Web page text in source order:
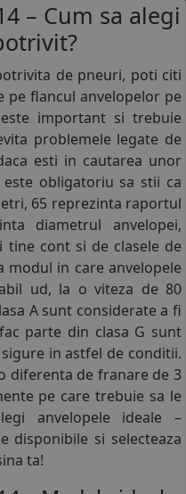
– Cum sa alegi
de pneuri, poti citi
pe flancul anvelopelor pe
important si trebuie
problemele legate de
esti in cautarea unor
obligatoriu sa stii ca
65 reprezinta raportul
diametrul anvelopei,
cont si de clasele de
modul in care anvelopele
ud, la o viteza de 80
A sunt considerate a fi
parte din clasa G sunt
in astfel de conditii.
diferenta de franare de 3
pe care trebuie sa le
anvelopele ideale –
disponibile si selecteaza
ta!